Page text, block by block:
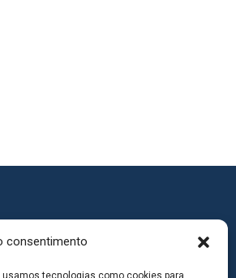
consentimento
tecnologias como cookies para